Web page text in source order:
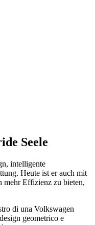
Seele
intelligente
Heute ist er auch mit
Effizienz zu bieten,